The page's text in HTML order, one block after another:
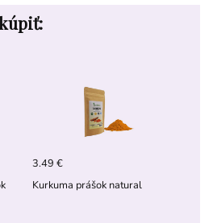
3.49 €
Kurkuma prášok natural